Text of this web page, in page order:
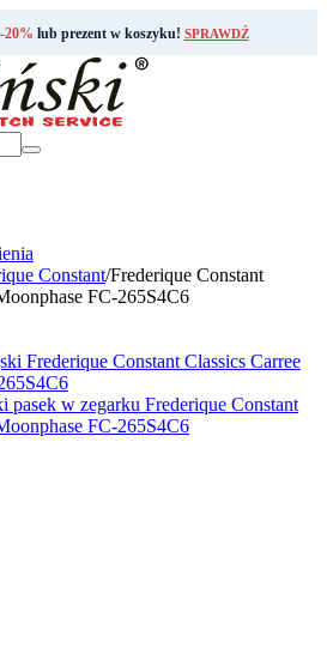
-20% lub prezent w koszyku! SPRAWDŹ
Constant/Frederique Constant
FC-265S4C6